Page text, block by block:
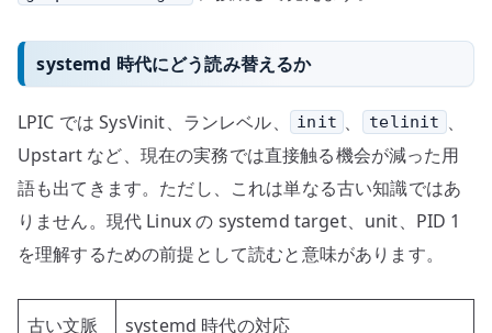
systemd 時代にどう読み替えるか
LPIC では SysVinit、ランレベル、 init 、 telinit 、
Upstart など、現在の実務では直接触る機会が減った用
語も出てきます。ただし、これは単なる古い知識ではあ
りません。現代 Linux の systemd target、unit、PID 1
を理解するための前提として読むと意味があります。
古い文脈 systemd 時代の対応